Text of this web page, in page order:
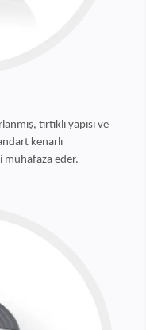
tırtıklı yapısı ve
kenarlı
muhafaza eder.